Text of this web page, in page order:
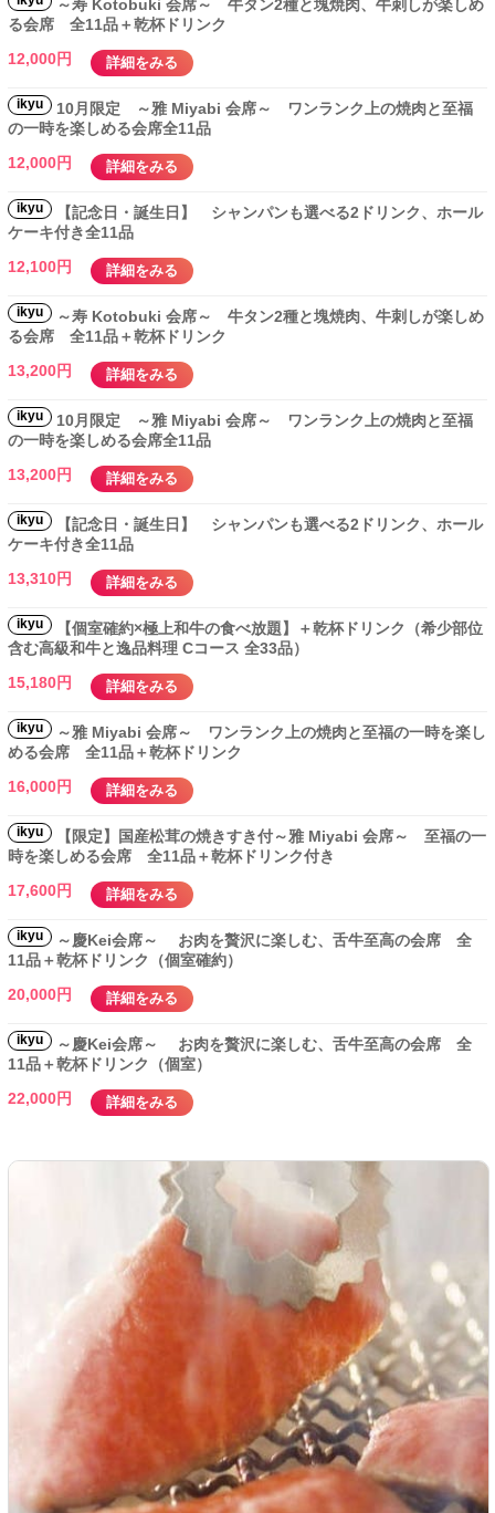
～寿 Kotobuki 会席～ 牛タン2種と塊焼肉、牛刺しが楽しめ
る会席 全11品＋乾杯ドリンク
12,000円
詳細をみる
ikyu
10月限定 ～雅 Miyabi 会席～ ワンランク上の焼肉と至福
の一時を楽しめる会席全11品
12,000円
詳細をみる
ikyu
【記念日・誕生日】 シャンパンも選べる2ドリンク、ホール
ケーキ付き全11品
12,100円
詳細をみる
ikyu
～寿 Kotobuki 会席～ 牛タン2種と塊焼肉、牛刺しが楽しめ
る会席 全11品＋乾杯ドリンク
13,200円
詳細をみる
ikyu
10月限定 ～雅 Miyabi 会席～ ワンランク上の焼肉と至福
の一時を楽しめる会席全11品
13,200円
詳細をみる
ikyu
【記念日・誕生日】 シャンパンも選べる2ドリンク、ホール
ケーキ付き全11品
13,310円
詳細をみる
ikyu
【個室確約×極上和牛の食べ放題】＋乾杯ドリンク（希少部位
含む高級和牛と逸品料理 Cコース 全33品）
15,180円
詳細をみる
ikyu
～雅 Miyabi 会席～ ワンランク上の焼肉と至福の一時を楽し
める会席 全11品＋乾杯ドリンク
16,000円
詳細をみる
ikyu
【限定】国産松茸の焼きすき付～雅 Miyabi 会席～ 至福の一
時を楽しめる会席 全11品＋乾杯ドリンク付き
17,600円
詳細をみる
ikyu
～慶Kei会席～ お肉を贅沢に楽しむ、舌牛至高の会席 全
11品＋乾杯ドリンク（個室確約）
20,000円
詳細をみる
ikyu
～慶Kei会席～ お肉を贅沢に楽しむ、舌牛至高の会席 全
11品＋乾杯ドリンク（個室）
22,000円
詳細をみる